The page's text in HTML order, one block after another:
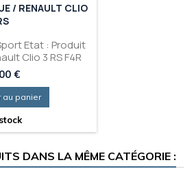
/ RENAULT CLIO
Etat : Produit
Clio 3 RS F4R
- Pièce
€
au panier
DANS LA MÊME CATÉGORIE :